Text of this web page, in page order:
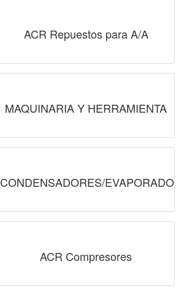
ACR Repuestos para A/A
MAQUINARIA Y HERRAMIENTA
CONDENSADORES/
ACR Compresores